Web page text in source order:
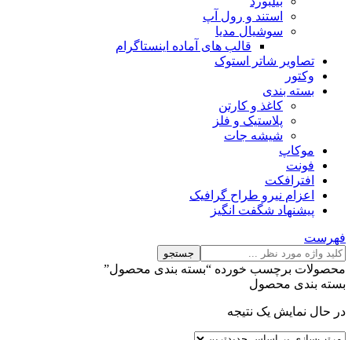
استند و رول آپ
سوشیال مدیا
قالب های آماده اینستاگرام
تصاویر شاتر استوک
وکتور
بسته بندی
کاغذ و کارتن
پلاستیک و فلز
شیشه جات
موکاپ
فونت
افترافکت
اعزام نیرو طراح گرافیک
پیشنهاد شگفت انگیز
فهرست
جستجو
محصولات برچسب خورده “بسته بندی محصول”
بسته بندی محصول
در حال نمایش یک نتیجه